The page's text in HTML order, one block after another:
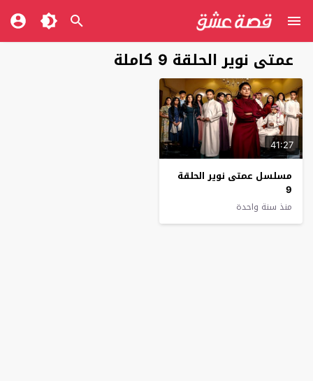
عمتى نوير الحلقة 9 كاملة
41:27
مسلسل عمتى نوير الحلقة
9
منذ سنة واحدة